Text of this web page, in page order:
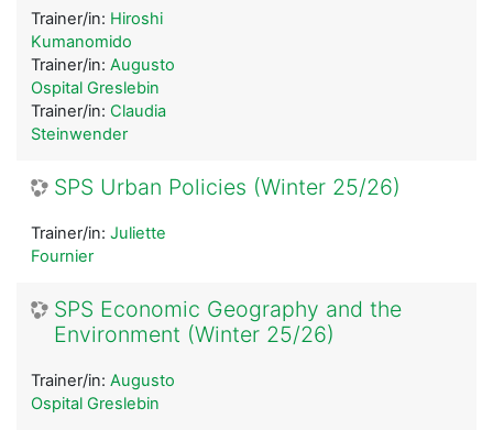
Trainer/in: Hiroshi
Kumanomido
Trainer/in: Augusto
Ospital Greslebin
Trainer/in: Claudia
Steinwender
SPS Urban Policies (Winter 25/26)
Trainer/in: Juliette
Fournier
SPS Economic Geography and the
Environment (Winter 25/26)
Trainer/in: Augusto
Ospital Greslebin